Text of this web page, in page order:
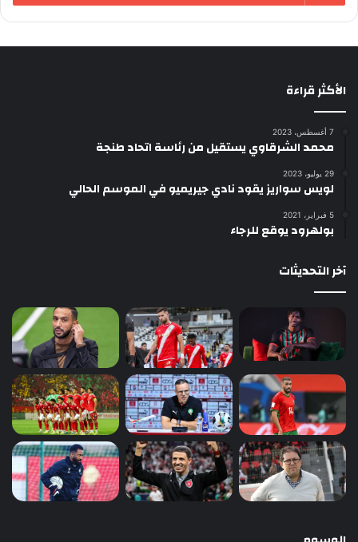
الأكثر قراءة
7 أغسطس، 2023
محمد الشرقاوي يستقيل من رئاسة اتحاد طنجة
29 يوليو، 2023
لويس سواريز يقود نادي جيريميو في الموسم الحالي
5 فبراير، 2021
بولهرود يوقع للرجاء
آخر التحديثات